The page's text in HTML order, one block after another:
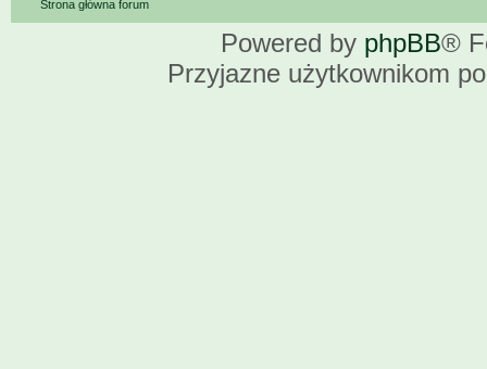
Strona główna forum
Powered by phpBB®
Przyjazne użytkownikom